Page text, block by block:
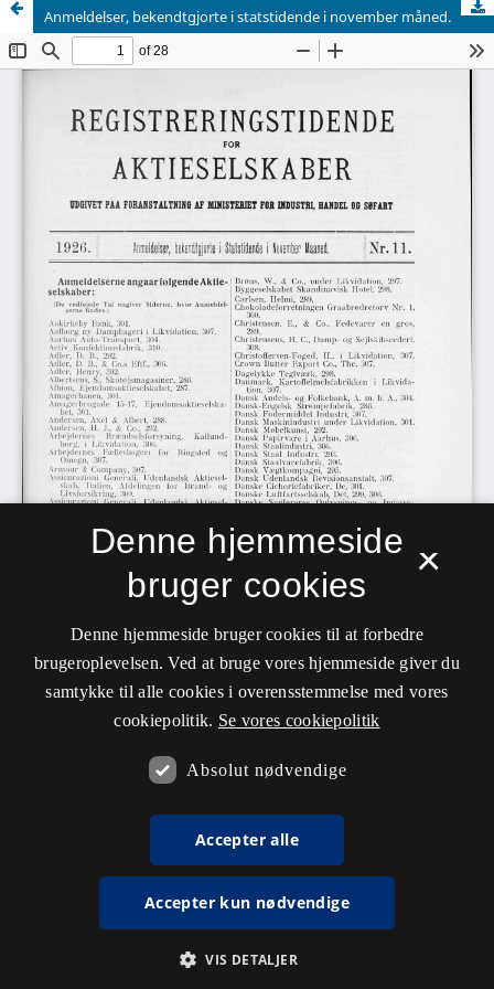
Anmeldelser, bekendtgjorte i statstidende i november måned.
×
Denne hjemmeside
bruger cookies
Denne hjemmeside bruger cookies til at forbedre
brugeroplevelsen. Ved at bruge vores hjemmeside giver du
samtykke til alle cookies i overensstemmelse med vores
cookiepolitik. Se vores cookiepolitik
Absolut nødvendige
Accepter alle
Accepter kun nødvendige
VIS DETALJER